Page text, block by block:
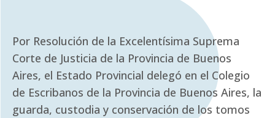
Por Resolución de la Excelentísima Suprema
Corte de Justicia de la Provincia de Buenos
Aires, el Estado Provincial delegó en el Colegio
de Escribanos de la Provincia de Buenos Aires, la
guarda, custodia y conservación de los tomos